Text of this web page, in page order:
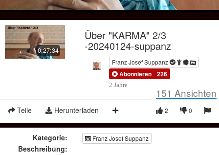
0:27:34
Über "KARMA" 2/3
-20240124-suppanz
Franz Josef Suppanz
Abonnieren 226
2 Jahre
151 Ansichten
Teile Herunterladen 0
2
Kategorie: Franz Josef Suppanz
Beschreibung: